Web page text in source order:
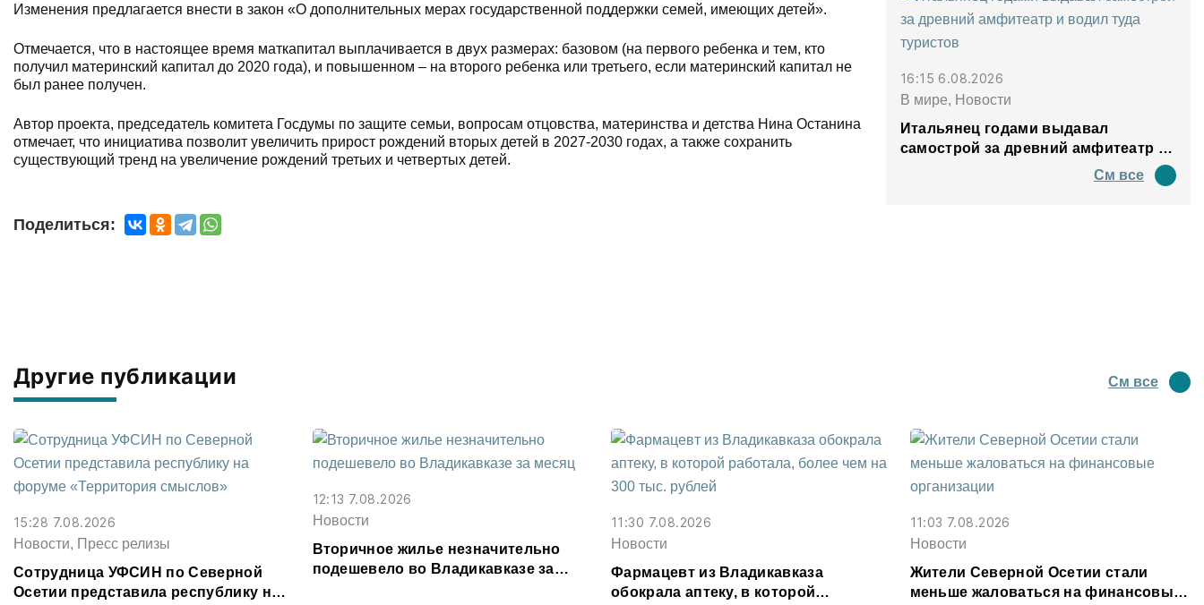
Изменения предлагается внести в закон «О дополнительных мерах государственной поддержки семей, имеющих детей».
Отмечается, что в настоящее время маткапитал выплачивается в двух размерах: базовом (на первого ребенка и тем, кто
получил материнский капитал до 2020 года), и повышенном – на второго ребенка или третьего, если материнский капитал не
был ранее получен.
Автор проекта, председатель комитета Госдумы по защите семьи, вопросам отцовства, материнства и детства Нина Останина
отмечает, что инициатива позволит увеличить прирост рождений вторых детей в 2027-2030 годах, а также сохранить
существующий тренд на увеличение рождений третьих и четвертых детей.
Поделиться:
16:15 6.08.2026
В мире, Новости
Итальянец годами выдавал
самострой за древний амфитеатр и
См все
Другие публикации См все
15:28 7.08.2026
Новости, Пресс релизы
Сотрудница УФСИН по Северной
Осетии представила республику на
12:13 7.08.2026
Новости
Вторичное жилье незначительно
подешевело во Владикавказе за
11:30 7.08.2026
Новости
Фармацевт из Владикавказа
обокрала аптеку, в которой
11:03 7.08.2026
Новости
Жители Северной Осетии стали
меньше жаловаться на финансовые